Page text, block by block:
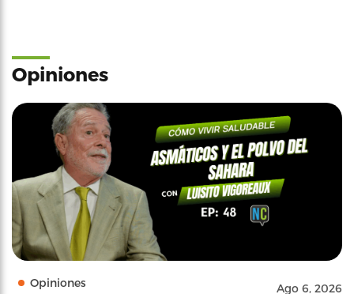
Opiniones
Opiniones Ago 6, 2026